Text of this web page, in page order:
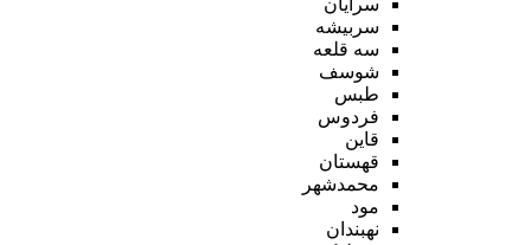
سربیشه
سه قلعه
شوسف
طبس
فردوس
قاین
قهستان
محمدشهر
مود
نهبندان